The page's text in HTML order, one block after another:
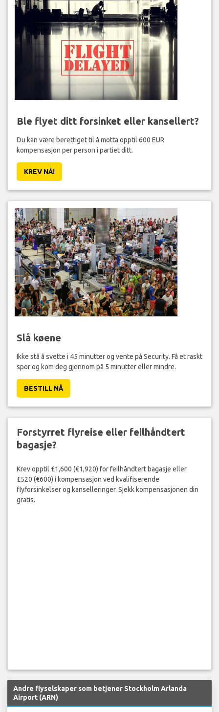
Ble flyet ditt forsinket eller kansellert?
Du kan være berettiget til å motta opptil 600 EUR
kompensasjon per person i partiet ditt.
KREV NÅ!
Slå køene
Ikke stå å svette i 45 minutter og vente på Security. Få et raskt
spor og kom deg gjennom på 5 minutter eller mindre.
BESTILL NÅ
Forstyrret flyreise eller feilhåndtert
bagasje?
Krev opptil £1,600 (€1,920) for feilhåndtert bagasje eller
£520 (€600) i kompensasjon ved kvalifiserende
flyforsinkelser og kanselleringer. Sjekk kompensasjonen din
gratis.
Andre flyselskaper som betjener Stockholm Arlanda
Airport (ARN)